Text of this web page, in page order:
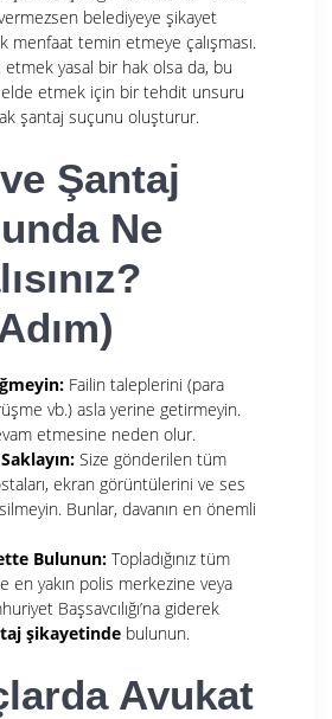
belediyeye şikayet
menfaat temin etmeye çalışması.
etmek yasal bir hak olsa da, bu
elde etmek için bir tehdit unsuru
şantaj suçunu oluşturur.
Şantaj
Ne
Failin taleplerini (para
vb.) asla yerine getirmeyin.
etmesine neden olur.
Size gönderilen tüm
ekran görüntülerini ve ses
silmeyin. Bunlar, davanın en önemli
Bulunun: Topladığınız tüm
en yakın polis merkezine veya
Başsavcılığı’na giderek
şikayetinde bulunun.
Avukat